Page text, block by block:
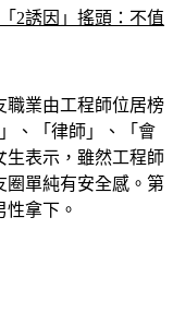
2誘因」搖頭：不值
職業由工程師位居榜
、「律師」、「會
生表示，雖然工程師
圈單純有安全感。第
拿下。